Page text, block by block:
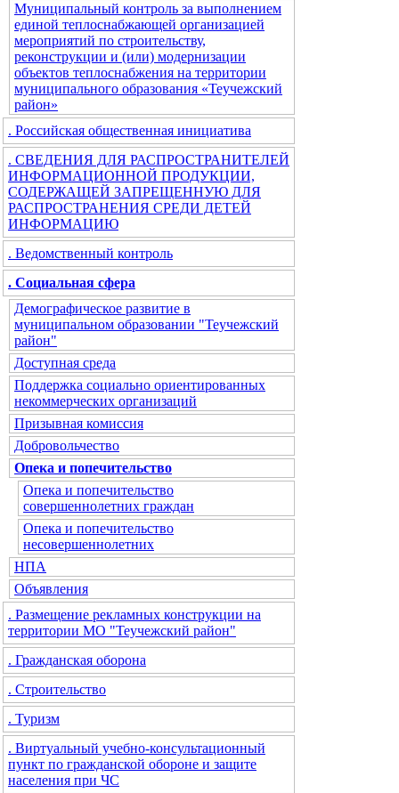
Муниципальный контроль за выполнением
единой теплоснабжающей организацией
мероприятий по строительству,
реконструкции и (или) модернизации
объектов теплоснабжения на территории
муниципального образования «Теучежский
район»
. Российская общественная инициатива
. СВЕДЕНИЯ ДЛЯ РАСПРОСТРАНИТЕЛЕЙ
ИНФОРМАЦИОННОЙ ПРОДУКЦИИ,
СОДЕРЖАЩЕЙ ЗАПРЕЩЕННУЮ ДЛЯ
РАСПРОСТРАНЕНИЯ СРЕДИ ДЕТЕЙ
ИНФОРМАЦИЮ
. Ведомственный контроль
. Социальная сфера
Демографическое развитие в
муниципальном образовании "Теучежский
район"
Доступная среда
Поддержка социально ориентированных
некоммерческих организаций
Призывная комиссия
Добровольчество
Опека и попечительство
Опека и попечительство
совершеннолетних граждан
Опека и попечительство
несовершеннолетних
НПА
Объявления
. Размещение рекламных конструкции на
территории МО "Теучежский район"
. Гражданская оборона
. Строительство
. Туризм
. Виртуальный учебно-консультационный
пункт по гражданской обороне и защите
населения при ЧС